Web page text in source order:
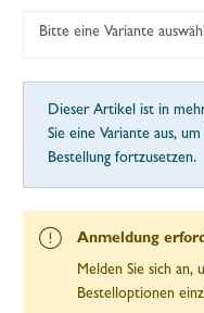
Bitte eine Variante
Dieser Artikel ist in
Sie eine Variante aus,
Bestellung fortzusetzen.
Anmeldung
Melden Sie sich an,
Bestelloptionen